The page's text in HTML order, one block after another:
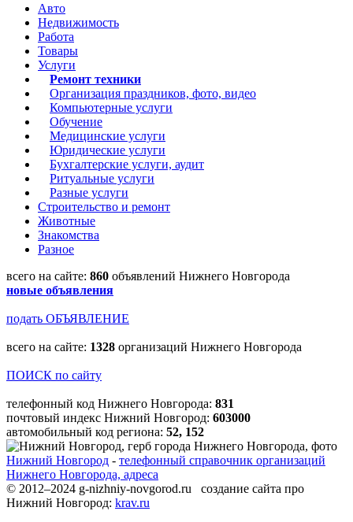
Авто
Недвижимость
Работа
Товары
Услуги
Ремонт техники
Организация праздников, фото, видео
Компьютерные услуги
Обучение
Медицинские услуги
Юридические услуги
Бухгалтерские услуги, аудит
Ритуальные услуги
Разные услуги
Строительство и ремонт
Животные
Знакомства
Разное
всего на сайте: 860 объявлений Нижнего Новгорода
новые объявления
подать ОБЪЯВЛЕНИЕ
всего на сайте: 1328 организаций Нижнего Новгорода
ПОИСК по сайту
телефонный код Нижнего Новгорода: 831
почтовый индекс Нижний Новгород: 603000
автомобильный код региона: 52, 152
Нижний Новгород - телефонный справочник организаций
Нижнего Новгорода, адреса
© 2012–2024 g-nizhniy-novgorod.ru создание сайта про
Нижний Новгород: krav.ru